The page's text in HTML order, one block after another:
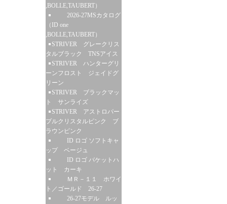
,BOLLE,TAUBERT）
2026-27MSカタログ
（ID one
,BOLLE,TAUBERT）
STRIVER グレークリス
タルブラック TNSアイス
STRIVER ハンターグリ
ーンフロスト ジェイドグ
リーン
STRIVER ブラックマッ
ト サンライズ
STRIVER アストロパー
プルクリスタルピンク ブ
ラウンピンク
ID ロゴ ソフトキャ
ップ ベージュ
ID ロゴ バケットハ
ット カーキ
ＭＲ－１１ ホワイ
ト／ゴールド 26-27
26-27モデル ルッ